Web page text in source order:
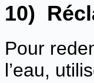
10)
Pour
l’eau,